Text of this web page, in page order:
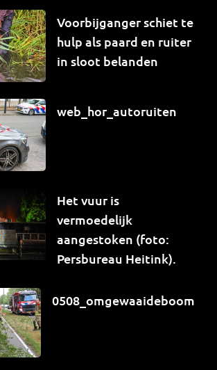
Voorbijganger schiet te
hulp als paard en ruiter
in sloot belanden
web_hor_autoruiten
Het vuur is
vermoedelijk
aangestoken (foto:
Persbureau Heitink).
0508_omgewaaideboom